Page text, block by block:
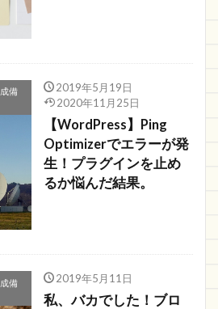
備
2019年5月19日
2020年11月25日
【WordPress】Ping
Optimizerでエラーが発
生！プラグインを止め
るか悩んだ結果。
備
2019年5月11日
私、バカでした！ブロ